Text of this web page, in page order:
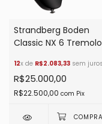
Strandberg Boden
Classic NX 6 Tremolo
12x de R$2.083,33 sem juros
R$25.000,00
R$22.500,00 com Pix